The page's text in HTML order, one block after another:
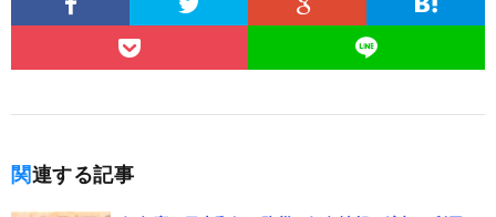
関連する記事